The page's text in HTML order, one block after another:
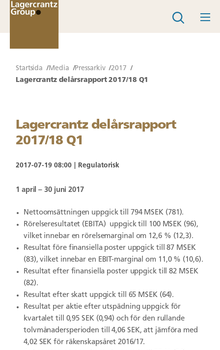
Startsida Media Pressarkiv
2017
Lagercrantz delårsrapport 2017/18 Q1
Lagercrantz delårsrapport
2017/18 Q1
2017-07-19 08:00 Regulatorisk
1 april – 30 juni 2017
Nettoomsättningen uppgick till 794 MSEK (781).
Rörelseresultatet (EBITA) uppgick till 100 MSEK (96),
vilket innebar en rörelsemarginal om 12,6 % (12,3).
Resultat före finansiella poster uppgick till 87 MSEK
(83), vilket innebar en EBIT-marginal om 11,0 % (10,6).
Resultat efter finansiella poster uppgick till 82 MSEK
(82).
Resultat efter skatt uppgick till 65 MSEK (64).
Resultat per aktie efter utspädning uppgick för
kvartalet till 0,95 SEK (0,94) och för den rullande
tolvmånadersperioden till 4,06 SEK, att jämföra med
4,02 SEK för räkenskapsåret 2016/17.